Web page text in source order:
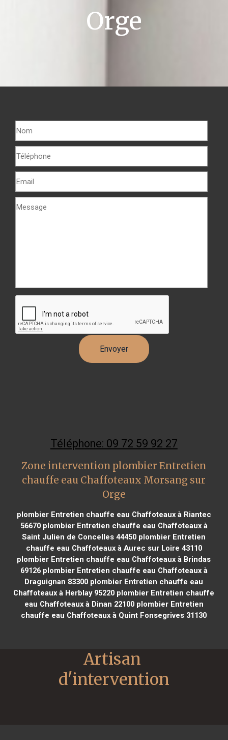
Orge
Téléphone: 09 72 59 92 27
Zone intervention plombier Entretien
chauffe eau Chaffoteaux Morsang sur
Orge
plombier Entretien chauffe eau Chaffoteaux à Riantec
56670plombier Entretien chauffe eau Chaffoteaux à
Saint Julien de Concelles 44450 plombier Entretien
chauffe eau Chaffoteaux à Aurec sur Loire 43110
plombier Entretien chauffe eau Chaffoteaux à Brindas
69126plombier Entretien chauffe eau Chaffoteaux à
Draguignan 83300 plombier Entretien chauffe eau
Chaffoteaux à Herblay 95220 plombier Entretien chauffe
eau Chaffoteaux à Dinan 22100plombier Entretien
chauffe eau Chaffoteaux à Quint Fonsegrives 31130
Artisan
d'intervention